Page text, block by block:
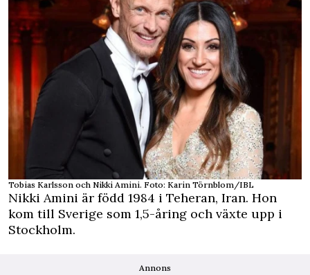
Tobias Karlsson och Nikki Amini. Foto: Karin Törnblom/IBL
Nikki Amini är född 1984 i Teheran, Iran. Hon
kom till Sverige som 1,5-åring och växte upp i
Stockholm.
Annons